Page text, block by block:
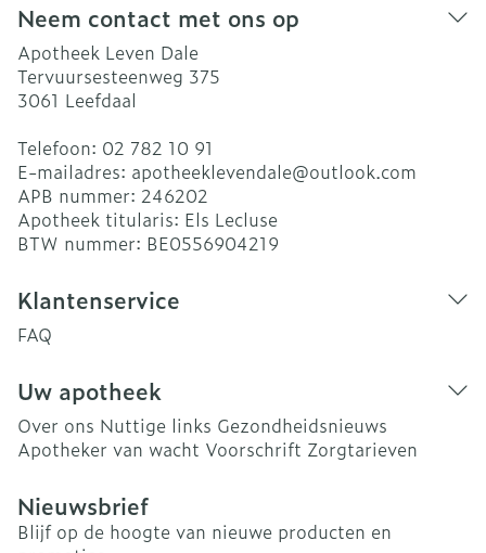
Neem contact met ons op
Apotheek Leven Dale
Tervuursesteenweg 375
3061 Leefdaal
Telefoon: 02 782 10 91
E-mailadres: apotheeklevendale@outlook.com
APB nummer: 246202
Apotheek titularis: Els Lecluse
BTW nummer: BE0556904219
Klantenservice
FAQ
Uw apotheek
Over ons Nuttige links Gezondheidsnieuws
Apotheker van wacht Voorschrift Zorgtarieven
Nieuwsbrief
Blijf op de hoogte van nieuwe producten en